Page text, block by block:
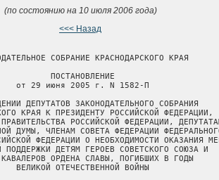
(по состоянию на 10 июля 2006 года)
<<< Назад
СОБРАНИЕ КРАСНОДАРСКОГО КРАЯ
ПОСТАНОВЛЕНИЕ
от 29 июня 2005 г. N 1582-П
ДЕПУТАТОВ ЗАКОНОДАТЕЛЬНОГО СОБРАНИЯ
КРАЯ К ПРЕЗИДЕНТУ РОССИЙСКОЙ ФЕДЕРАЦИИ,
РОССИЙСКОЙ ФЕДЕРАЦИИ,
ДУМЫ, ЧЛЕНАМ СОВЕТА ФЕДЕРАЦИИ
ФЕДЕРАЦИИ О НЕОБХОДИМОСТИ ОКАЗАНИЯ
ПОДДЕРЖКИ ДЕТЯМ ГЕРОЕВ СОВЕТСКОГО СОЮЗА И
ОРДЕНА СЛАВЫ, ПОГИБШИХ В ГОДЫ
ВЕЛИКОЙ ОТЕЧЕСТВЕННОЙ ВОЙНЫ